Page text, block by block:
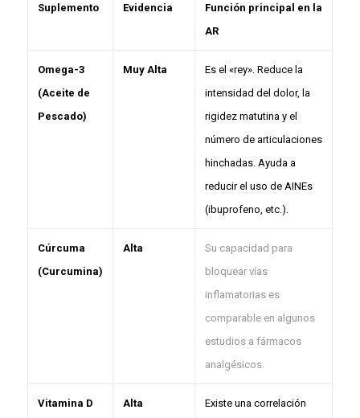
Suplemento Evidencia
Función principal en la
AR
Omega-3
(Aceite de
Pescado)
Muy Alta
Es el «rey». Reduce la
intensidad del dolor, la
rigidez matutina y el
número de articulaciones
hinchadas. Ayuda a
reducir el uso de AINEs
(ibuprofeno, etc.).
Cúrcuma
(Curcumina)
Alta
Su capacidad para
bloquear vías
inflamatorias es
comparable en algunos
estudios a fármacos
analgésicos.
Vitamina D Alta
Existe una correlación